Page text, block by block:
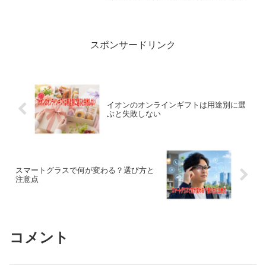
スポンサードリンク
イオンのオンラインギフトは用途別に選
ぶと失敗しない
スマートグラスで何が変わる？選び方と
注意点
コメント